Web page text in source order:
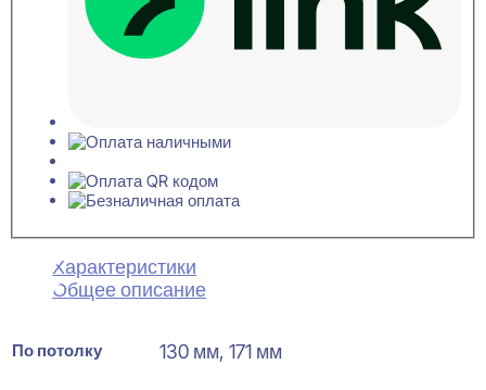
Характеристики
Общее описание
По потолку 130 мм, 171 мм